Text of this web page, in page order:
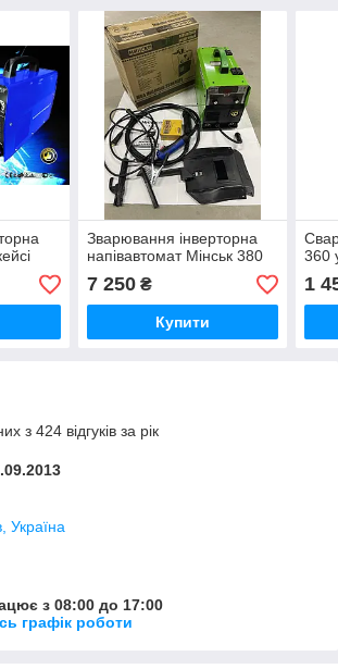
Зварювання інверторна
напівавтомат Мінськ 380
7 250₴
Купити
360
1
з 424 відгуків за рік
Україна
з 08:00 до 17:00
графік роботи